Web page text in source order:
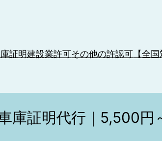
証明建設業許可その他の許認可 【全
庫証明代行｜5,500円